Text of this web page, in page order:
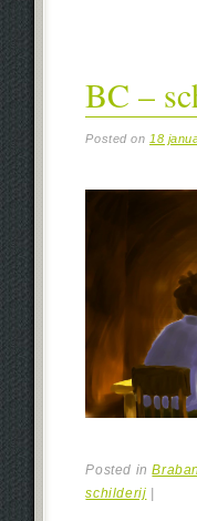
BC –
Posted on 18
Posted in
schilderij